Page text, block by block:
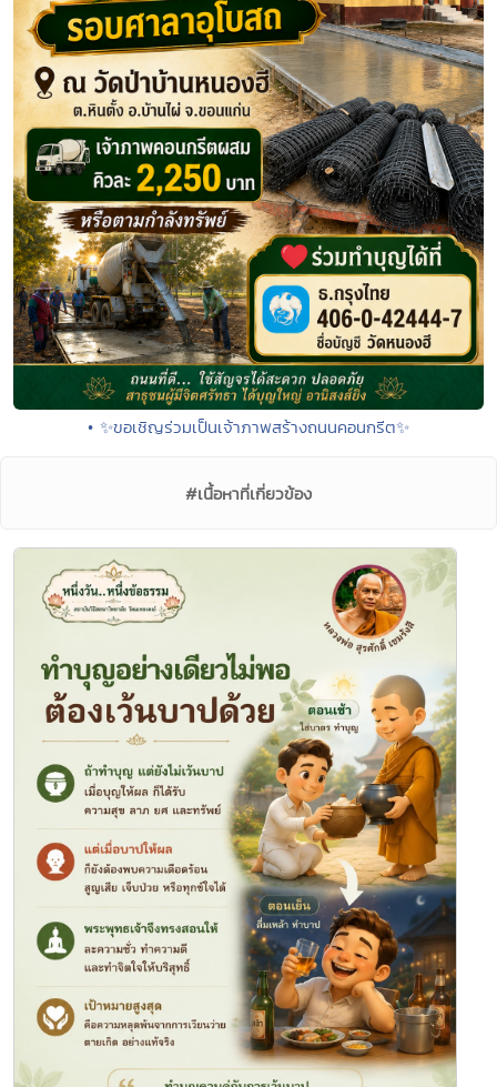
• ✨ขอเชิญร่วมเป็นเจ้าภาพสร้างถนนคอนกรีต✨
#เนื้อหาที่เกี่ยวข้อง